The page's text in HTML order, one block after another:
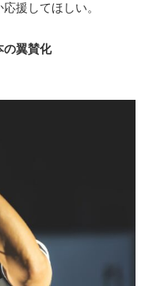
援してほしい。
の翼賛化